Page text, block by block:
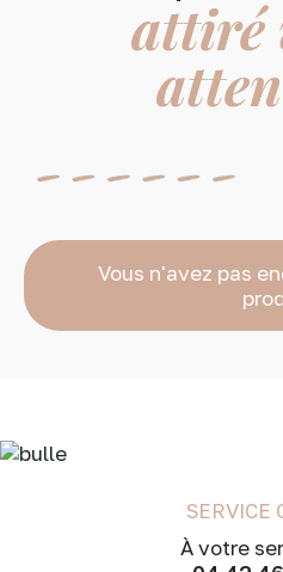
attiré
Vous n'avez pas
SERVICE
À votre